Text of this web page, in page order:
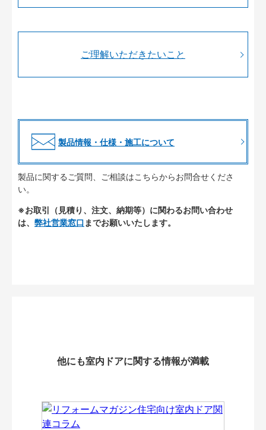
ご理解いただきたいこと
製品情報・仕様・施工について
製品に関するご質問、ご相談はこちらからお問合せくださ
い。
※お取引（見積り、注文、納期等）に関わるお問い合わせ
は、 弊社営業窓口 までお願いいたします。
他にも室内ドアに関する情報が満載